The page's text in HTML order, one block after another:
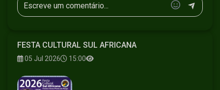
FESTA CULTURAL SUL AFRICANA
05 Jul 2026 15:00